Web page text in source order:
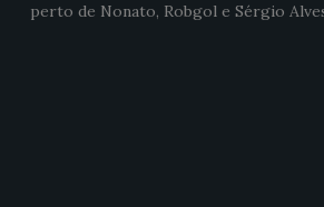
perto de Nonato, Robgol e Sérgio